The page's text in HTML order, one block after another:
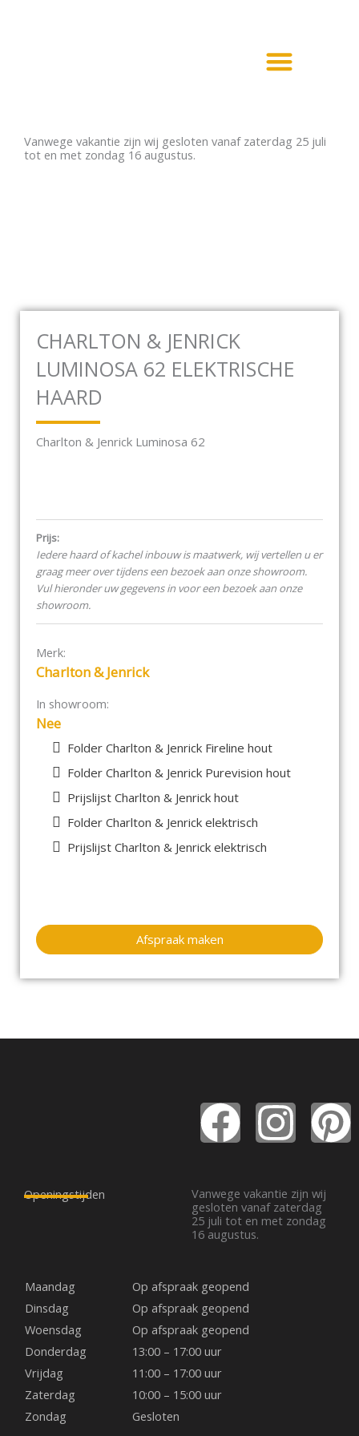
Vanwege vakantie zijn wij gesloten vanaf zaterdag 25 juli
tot en met zondag 16 augustus.
CHARLTON & JENRICK
LUMINOSA 62 ELEKTRISCHE
HAARD
Charlton & Jenrick Luminosa 62
Prijs:
Iedere haard of kachel inbouw is maatwerk, wij vertellen u er
graag meer over tijdens een bezoek aan onze showroom.
Vul hieronder uw gegevens in voor een bezoek aan onze
showroom.
Merk:
Charlton & Jenrick
In showroom:
Nee
Folder Charlton & Jenrick Fireline hout
Folder Charlton & Jenrick Purevision hout
Prijslijst Charlton & Jenrick hout
Folder Charlton & Jenrick elektrisch
Prijslijst Charlton & Jenrick elektrisch
Afspraak maken
F
a
c
e
b
o
o
k
I
n
s
t
P
i
Openingstijden
Vanwege vakantie zijn wij
gesloten vanaf zaterdag
25 juli tot en met zondag
16 augustus.
Maandag
Op afspraak geopend
Dinsdag
Op afspraak geopend
Woensdag
Op afspraak geopend
Donderdag
13:00 – 17:00 uur
Vrijdag
11:00 – 17:00 uur
Zaterdag
10:00 – 15:00 uur
Zondag
Gesloten